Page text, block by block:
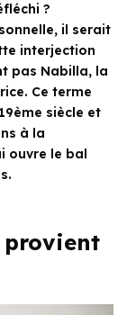
?
il serait
interjection
pas Nabilla, la
Ce terme
siècle et
à la
ouvre le bal
provient